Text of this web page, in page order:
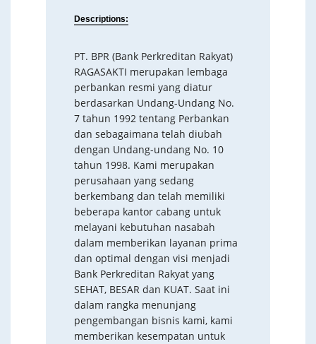
Descriptions:
PT. BPR (Bank Perkreditan Rakyat)
RAGASAKTI merupakan lembaga
perbankan resmi yang diatur
berdasarkan Undang-Undang No.
7 tahun 1992 tentang Perbankan
dan sebagaimana telah diubah
dengan Undang-undang No. 10
tahun 1998. Kami merupakan
perusahaan yang sedang
berkembang dan telah memiliki
beberapa kantor cabang untuk
melayani kebutuhan nasabah
dalam memberikan layanan prima
dan optimal dengan visi menjadi
Bank Perkreditan Rakyat yang
SEHAT, BESAR dan KUAT. Saat ini
dalam rangka menunjang
pengembangan bisnis kami, kami
memberikan kesempatan untuk